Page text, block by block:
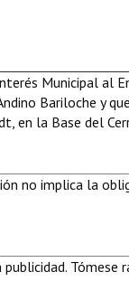
Municipal al
Bariloche y
en la Base del
no implica la
publicidad. Tómese